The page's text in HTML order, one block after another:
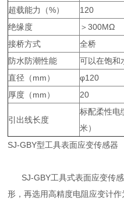
超载能力（%）
120
绝缘度
＞300MΩ
接桥方式
全桥
防水防潮性能
可以在饱和
直径（mm）
φ120
厚度（mm）
20
引出线长度
标配柔性电
米）
SJ-GBY型工具表面应变传感器
SJ-GBY工具式表面应变传感
形，再选用高精度电阻应变计